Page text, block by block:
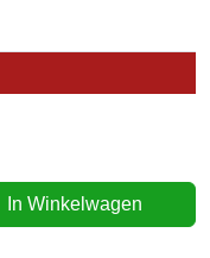
In Winkelwagen